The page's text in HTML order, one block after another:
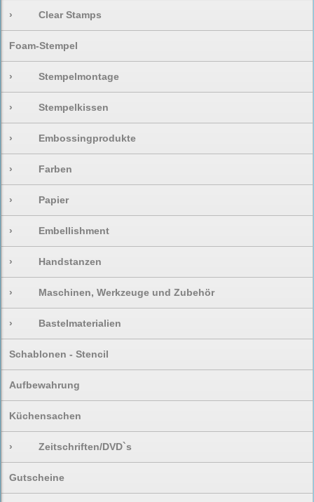
› Clear Stamps
Foam-Stempel
› Stempelmontage
› Stempelkissen
› Embossingprodukte
› Farben
› Papier
› Embellishment
› Handstanzen
› Maschinen, Werkzeuge und Zubehör
› Bastelmaterialien
Schablonen - Stencil
Aufbewahrung
Küchensachen
› Zeitschriften/DVD`s
Gutscheine